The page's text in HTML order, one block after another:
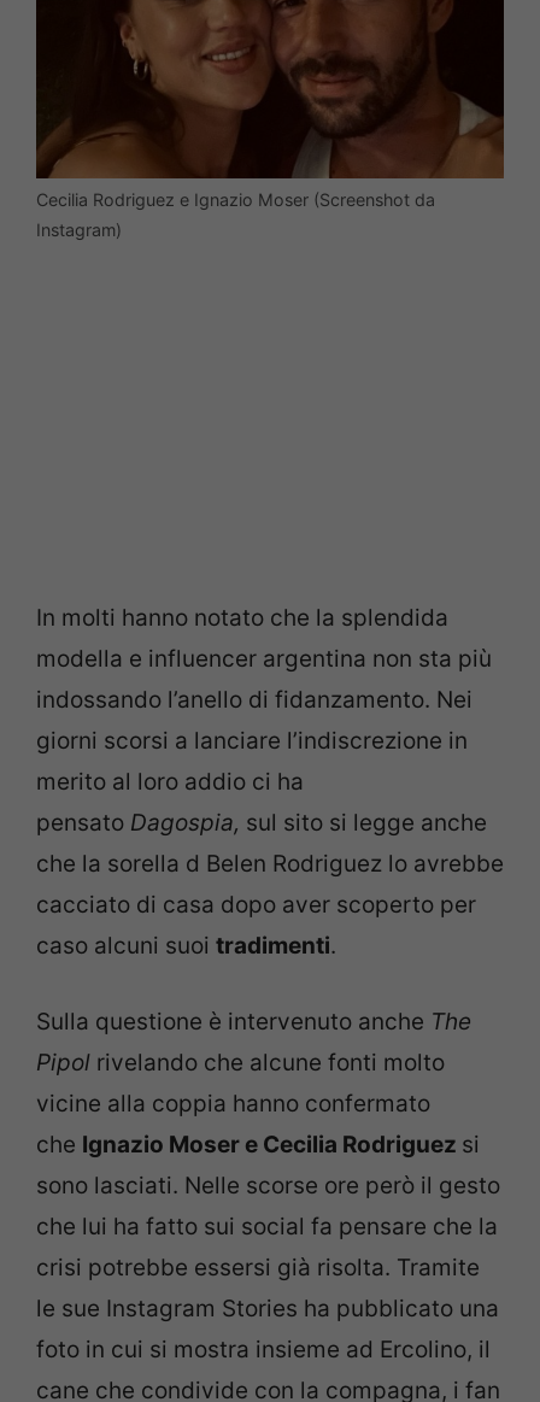
Cecilia Rodriguez e Ignazio Moser (Screenshot da
Instagram)
In molti hanno notato che la splendida
modella e influencer argentina non sta più
indossando l’anello di fidanzamento. Nei
giorni scorsi a lanciare l’indiscrezione in
merito al loro addio ci ha
pensato Dagospia, sul sito si legge anche
che la sorella d Belen Rodriguez lo avrebbe
cacciato di casa dopo aver scoperto per
caso alcuni suoi tradimenti.
Sulla questione è intervenuto anche The
Pipol rivelando che alcune fonti molto
vicine alla coppia hanno confermato
che Ignazio Moser e Cecilia Rodriguez si
sono lasciati. Nelle scorse ore però il gesto
che lui ha fatto sui social fa pensare che la
crisi potrebbe essersi già risolta. Tramite
le sue Instagram Stories ha pubblicato una
foto in cui si mostra insieme ad Ercolino, il
cane che condivide con la compagna, i fan